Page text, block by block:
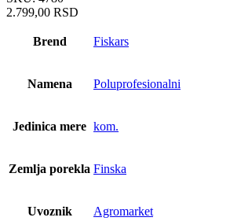
2.799,00 RSD
Brend Fiskars
Namena Poluprofesionalni
Jedinica mere kom.
Zemlja porekla Finska
Uvoznik Agromarket